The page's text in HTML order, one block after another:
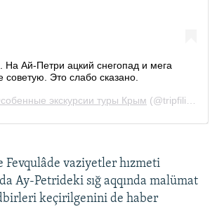
Fevqulâde vaziyetler hızmeti
Ay-Petrideki sığ aqqında malümat
keçirilgenini de haber